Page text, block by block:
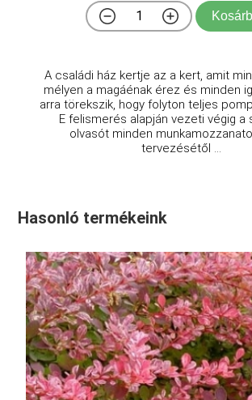
A családi ház kertje az a kert, amit
mélyen a magáénak érez és minden
arra törekszik, hogy folyton teljes
E felismerés alapján vezeti végig a
olvasót minden
tervezésétől ...
Hasonló termékeink